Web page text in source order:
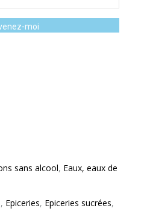
moi
sans alcool, Eaux, eaux de
, Epiceries, Epiceries sucrées,